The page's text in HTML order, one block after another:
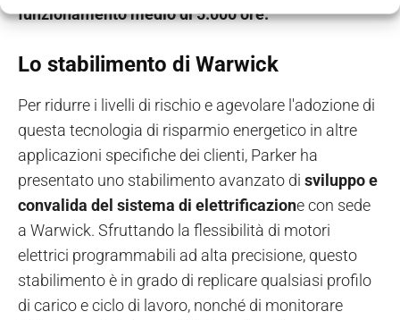
funzionamento medio di 5.000 ore.
Lo stabilimento di Warwick
Per ridurre i livelli di rischio e agevolare l'adozione di
questa tecnologia di risparmio energetico in altre
applicazioni specifiche dei clienti, Parker ha
presentato uno stabilimento avanzato di sviluppo e
convalida del sistema di elettrificazione con sede
a Warwick. Sfruttando la flessibilità di motori
elettrici programmabili ad alta precisione, questo
stabilimento è in grado di replicare qualsiasi profilo
di carico e ciclo di lavoro, nonché di monitorare